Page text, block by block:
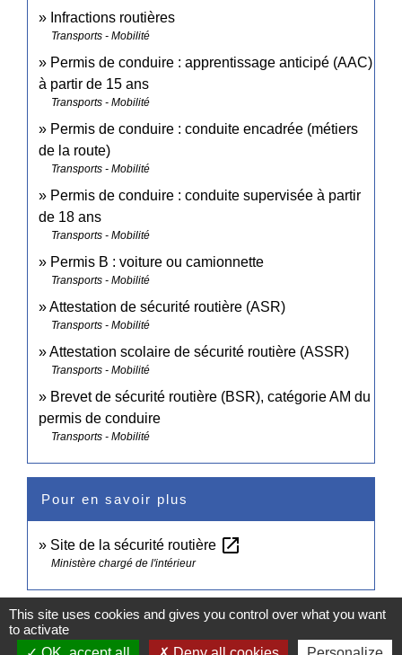
Infractions routières
Transports - Mobilité
Permis de conduire : apprentissage anticipé (AAC)
à partir de 15 ans
Transports - Mobilité
Permis de conduire : conduite encadrée (métiers
de la route)
Transports - Mobilité
Permis de conduire : conduite supervisée à partir
de 18 ans
Transports - Mobilité
Permis B : voiture ou camionnette
Transports - Mobilité
Attestation de sécurité routière (ASR)
Transports - Mobilité
Attestation scolaire de sécurité routière (ASSR)
Transports - Mobilité
Brevet de sécurité routière (BSR), catégorie AM du
permis de conduire
Transports - Mobilité
Pour en savoir plus
Site de la sécurité routière open_in_new
Ministère chargé de l'intérieur
Signaler une erreur sur cette page
This site uses cookies and gives you control over what you want
to activate